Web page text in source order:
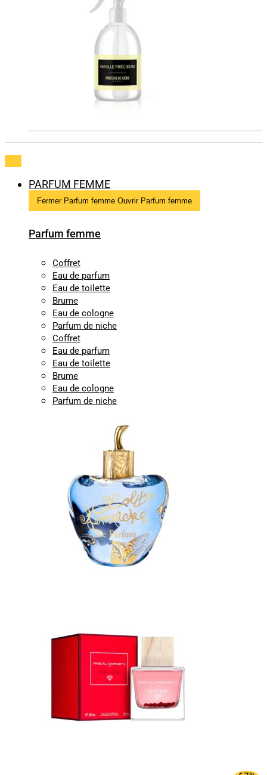
PARFUM FEMME
Fermer Parfum femme Ouvrir Parfum femme
Parfum femme
Coffret
Eau de parfum
Eau de toilette
Brume
Eau de cologne
Parfum de niche
Coffret
Eau de parfum
Eau de toilette
Brume
Eau de cologne
Parfum de niche